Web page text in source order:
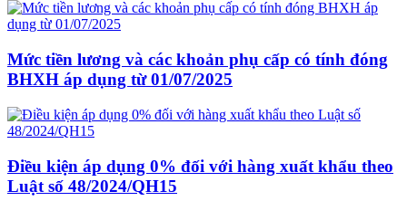
Mức tiền lương và các khoản phụ cấp có tính đóng
BHXH áp dụng từ 01/07/2025
Điều kiện áp dụng 0% đối với hàng xuất khẩu theo
Luật số 48/2024/QH15